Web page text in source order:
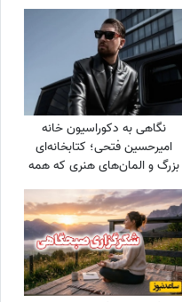
نگاهی به دکوراسیون خانه
امیرحسین فتحی؛ کتابخانه‌ای
بزرگ و المان‌های هنری که همه
بهش میگن آقازاده سینمای ایران